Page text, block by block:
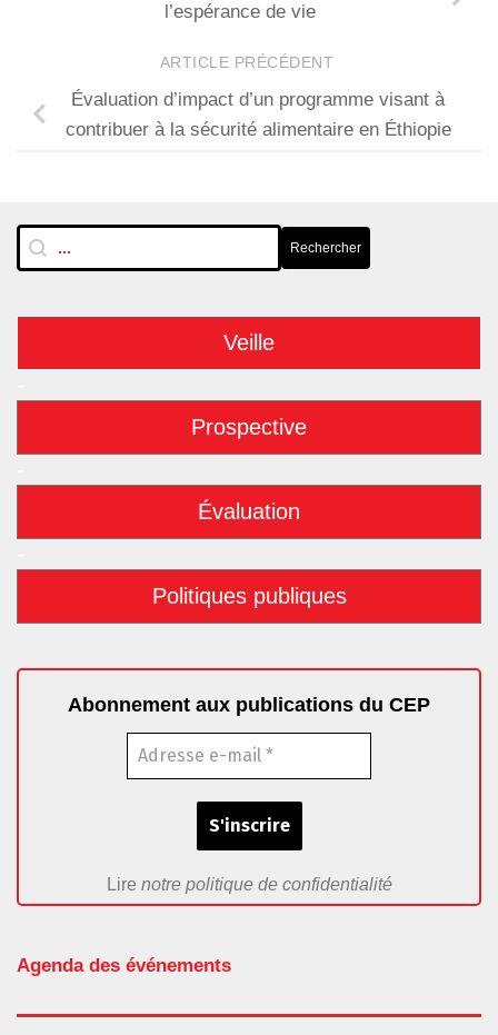
l’espérance de vie
ARTICLE PRÉCÉDENT
Évaluation d’impact d’un programme visant à
contribuer à la sécurité alimentaire en Éthiopie
RechTextuelle-BarreLat
Rechercher Rechercher
Veille
Prospective
Évaluation
Politiques publiques
Abonnement aux publications du CEP
Lire notre politique de confidentialité
Agenda des événements